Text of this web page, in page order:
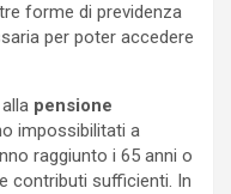
forme di previdenza
per poter accedere
pensione
impossibilitati a
raggiunto i 65 anni o
contributi sufficienti. In